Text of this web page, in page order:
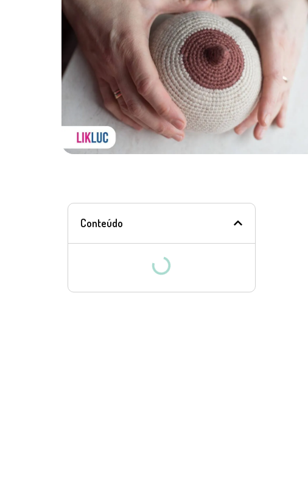
Conteúdo